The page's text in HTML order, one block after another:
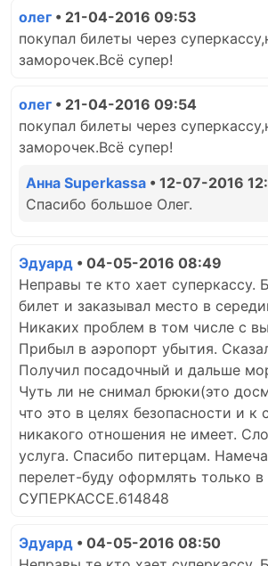
олег • 21-04-2016 09:53
покупал билеты через
заморочек.Всё супер!
олег • 21-04-2016 09:54
покупал билеты через
заморочек.Всё супер!
Анна Superkassa • 12-07-2016
Спасибо большое Олег.
Эдуард • 04-05-2016 08:49
Неправы те кто хает суперкассу.
билет и заказывал место в
Никаких проблем в том числе с
Прибыл в аэропорт убытия.
Получил посадочный и дальше
Чуть ли не снимал брюки(это
что это в целях безопасности и к
никакого отношения не имеет.
услуга. Спасибо питерцам.
перелет-буду оформлять только в
СУПЕРКАССЕ.614848
Эдуард • 04-05-2016 08:50